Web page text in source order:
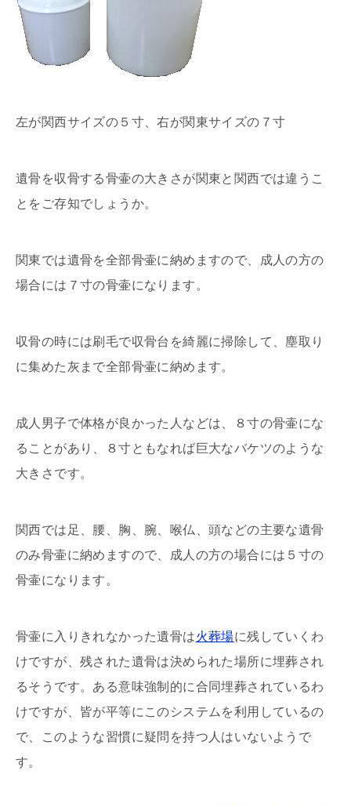
左が関西サイズの５寸、右が関東サイズの７寸
遺骨を収骨する骨壷の大きさが関東と関西では違うこ
とをご存知でしょうか。
関東では遺骨を全部骨壷に納めますので、成人の方の
場合には７寸の骨壷になります。
収骨の時には刷毛で収骨台を綺麗に掃除して、塵取り
に集めた灰まで全部骨壷に納めます。
成人男子で体格が良かった人などは、８寸の骨壷にな
ることがあり、８寸ともなれば巨大なバケツのような
大きさです。
関西では足、腰、胸、腕、喉仏、頭などの主要な遺骨
のみ骨壷に納めますので、成人の方の場合には５寸の
骨壷になります。
骨壷に入りきれなかった遺骨は火葬場に残していくわ
けですが、残された遺骨は決められた場所に埋葬され
るそうです。ある意味強制的に合同埋葬されているわ
けですが、皆が平等にこのシステムを利用しているの
で、このような習慣に疑問を持つ人はいないようで
す。